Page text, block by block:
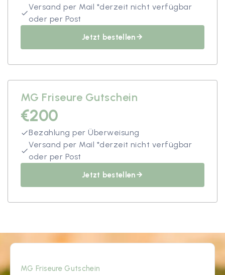
done
Versand per Mail *derzeit nicht verfügbar
oder per Post
Jetzt bestellen arrow_forward
MG Friseure Gutschein
€200
doneBezahlung per Überweisung
done
Versand per Mail *derzeit nicht verfügbar
oder per Post
Jetzt bestellen arrow_forward
MG Friseure Gutschein